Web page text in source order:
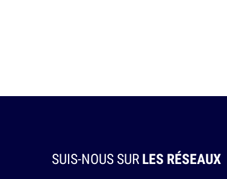
SUIS-NOUS SURLES RÉSEAUX